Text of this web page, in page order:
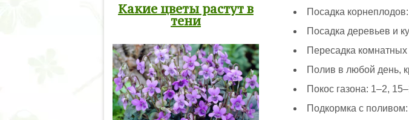
Посадка
Посадка деревьев и
Пересадка
Полив в любой день,
Покос газона: 1–2,
Подкормка с
Какие цветы растут в
тени